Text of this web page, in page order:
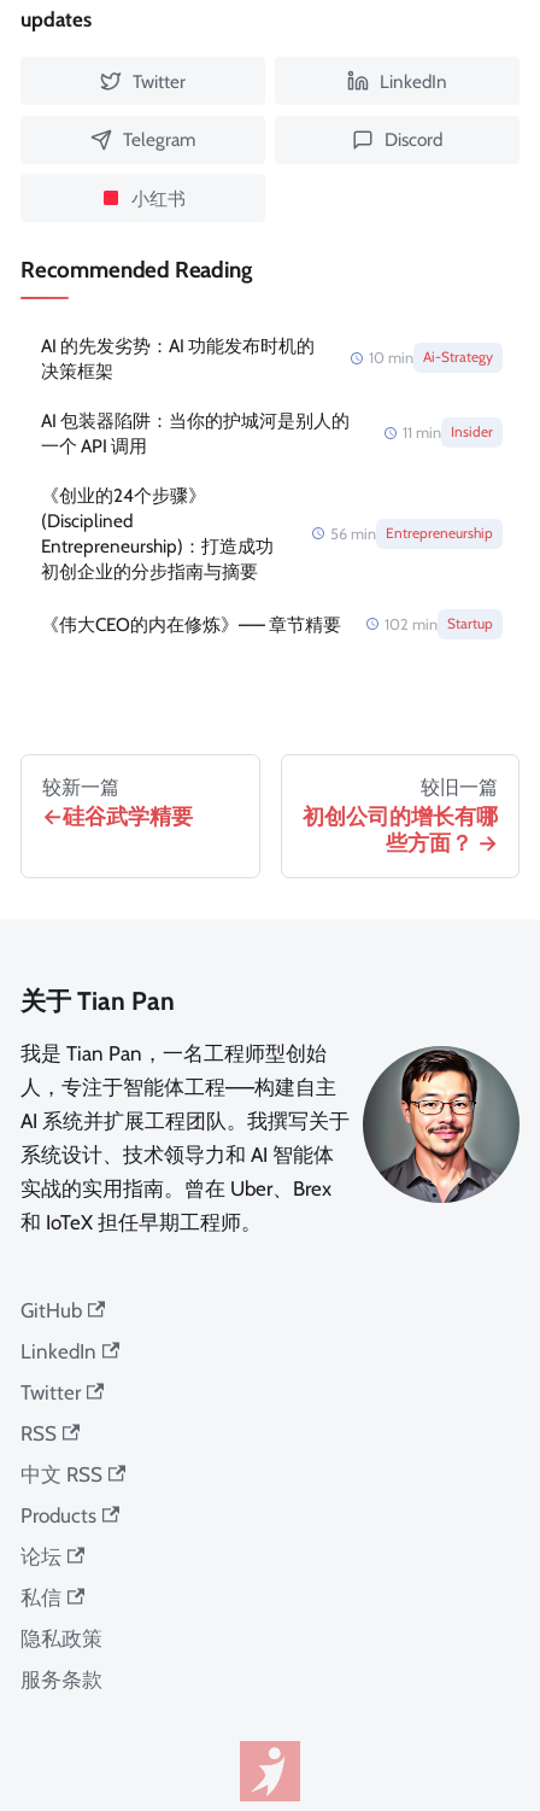
updates
Twitter LinkedIn
Telegram Discord
小红书
Recommended Reading
AI 的先发劣势：AI 功能发布时机的
决策框架
10 min Ai-Strategy
AI 包装器陷阱：当你的护城河是别人的
一个 API 调用
11 min Insider
《创业的24个步骤》
(Disciplined
Entrepreneurship)：打造成功
初创企业的分步指南与摘要
56 min Entrepreneurship
《伟大CEO的内在修炼》—— 章节精要 102 min Startup
较新一篇
硅谷武学精要
较旧一篇
初创公司的增长有哪
些方面？
关于 Tian Pan
我是 Tian Pan，一名工程师型创始
人，专注于智能体工程——构建自主
AI 系统并扩展工程团队。我撰写关于
系统设计、技术领导力和 AI 智能体
实战的实用指南。曾在 Uber、Brex
和 IoTeX 担任早期工程师。
GitHub
LinkedIn
Twitter
RSS
中文 RSS
Products
论坛
私信
隐私政策
服务条款